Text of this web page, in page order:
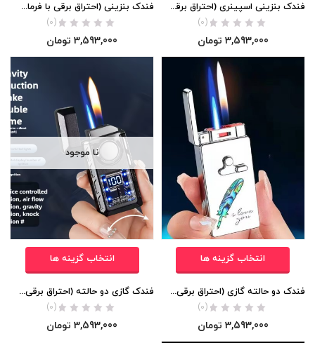
فندک بنزینی اسپینری (احتراق برقی با فرمان صوتی) اورجینال
(0)
3,593,000 تومان
فندک بنزینی (احتراق برقی با فرمان صوتی) اورجینال
(0)
3,593,000 تومان
انتخاب گزینه ها
فندک دو حالته گازی (احتراق برقی با فرمان صوتی) اورجینال
(0)
3,593,000 تومان
نا موجود
انتخاب گزینه ها
فندک گازی دو حالته (احتراق برقی با فرمان صوتی) اورجینال
(0)
3,593,000 تومان